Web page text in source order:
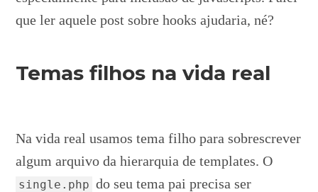
que ler aquele post sobre hooks ajudaria, né?
Temas filhos na vida real
Na vida real usamos tema filho para sobrescrever
algum arquivo da hierarquia de templates. O
single.php do seu tema pai precisa ser